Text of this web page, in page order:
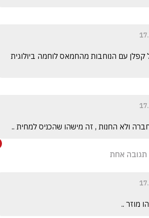
ולא החנות , זה מישהו שהכניס למחית ..
תגובה אחת
מוזר ..